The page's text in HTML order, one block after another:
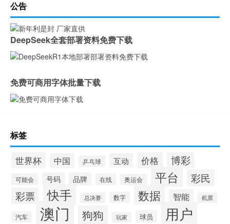
公告
DeepSeek全套部署资料免费下载
免费可商用字体批量下载
标签
世界杯 中国 乒乓球 互动 价格 博彩
可能会 号码 品牌 在线 奥运会 平台 彩民
彩票 快手 总决赛 数字 数据 智能 机票
汽车 澳门 狗狗 玩家 球员 用户